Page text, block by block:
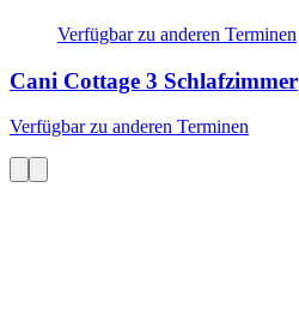
Verfügbar zu anderen Terminen
Cani Cottage 3 Schlafzimmer
Verfügbar zu anderen Terminen